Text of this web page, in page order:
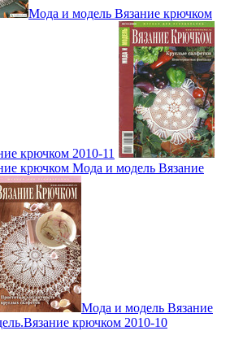
Мода и модель Вязание крючком
крючком 2010-11
крючком Мода и модель Вязание
Мода и модель Вязание
крючком 2010-10